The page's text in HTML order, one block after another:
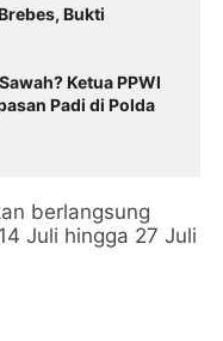
Bukti
Ketua PPWI
Padi di Polda
berlangsung
Juli hingga 27 Juli